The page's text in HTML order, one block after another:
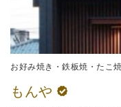
お好み焼き・鉄板焼・たこ
もんや